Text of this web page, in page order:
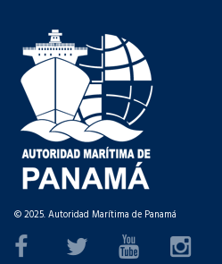
© 2025. Autoridad Marítima de Panamá